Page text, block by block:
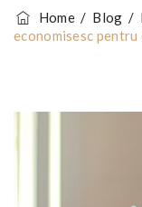
Home/ Blog /
economisesc pentru